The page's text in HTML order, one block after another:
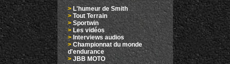
>L'humeur de Smith
> Tout Terrain
> Sportwin
> Les vidéos
> Interviews audios
>Championnat du monde
d'endurance
> JBB MOTO